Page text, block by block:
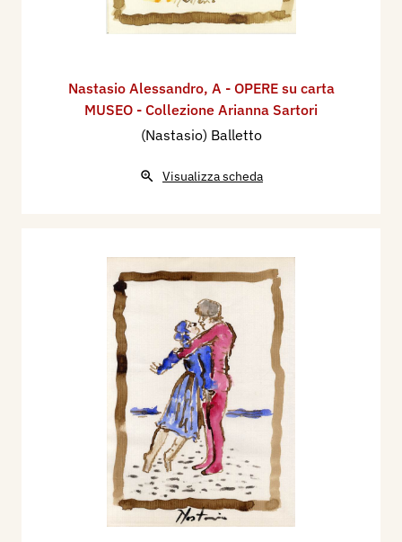
Nastasio Alessandro, A - OPERE su carta
MUSEO - Collezione Arianna Sartori
(Nastasio) Balletto
Visualizza scheda